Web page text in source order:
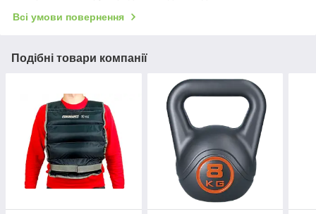
Всі умови повернення
Подібні товари компанії